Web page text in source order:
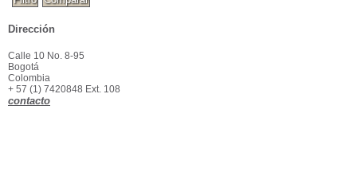
Dirección
Calle 10 No. 8-95
Bogotá
Colombia
+ 57 (1) 7420848 Ext. 108
contacto